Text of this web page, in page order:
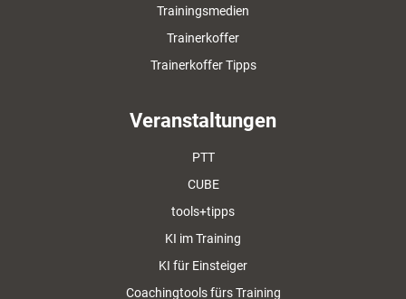
Trainingsmedien
Trainerkoffer
Trainerkoffer Tipps
Veranstaltungen
PTT
CUBE
tools+tipps
KI im Training
KI für Einsteiger
Coachingtools fürs Training